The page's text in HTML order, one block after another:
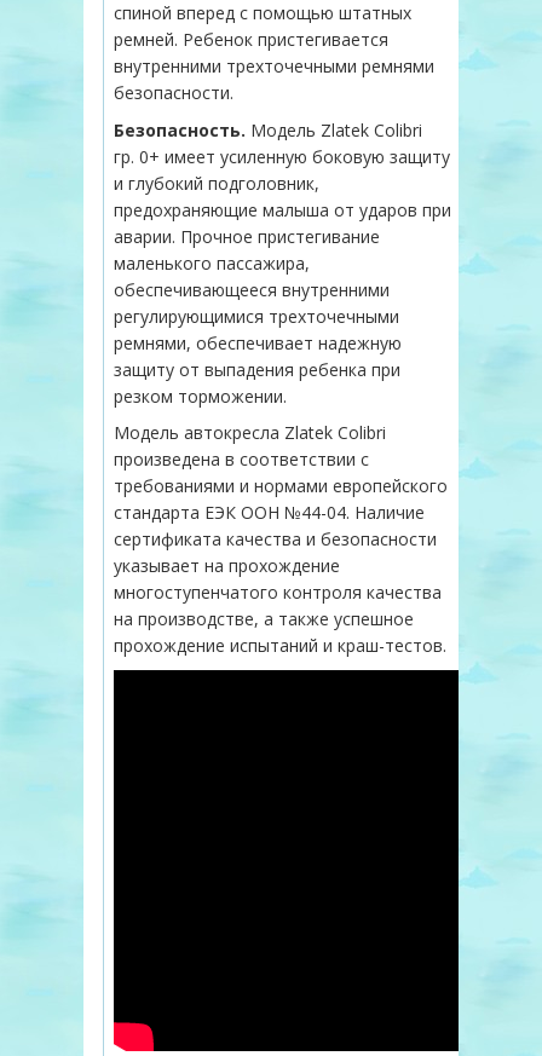
спиной вперед с помощью штатных
ремней. Ребенок пристегивается
внутренними трехточечными ремнями
безопасности.
Безопасность. Модель Zlatek Colibri
гр. 0+ имеет усиленную боковую защиту
и глубокий подголовник,
предохраняющие малыша от ударов при
аварии. Прочное пристегивание
маленького пассажира,
обеспечивающееся внутренними
регулирующимися трехточечными
ремнями, обеспечивает надежную
защиту от выпадения ребенка при
резком торможении.
Модель автокресла Zlatek Colibri
произведена в соответствии с
требованиями и нормами европейского
стандарта ЕЭК ООН №44-04. Наличие
сертификата качества и безопасности
указывает на прохождение
многоступенчатого контроля качества
на производстве, а также успешное
прохождение испытаний и краш-тестов.